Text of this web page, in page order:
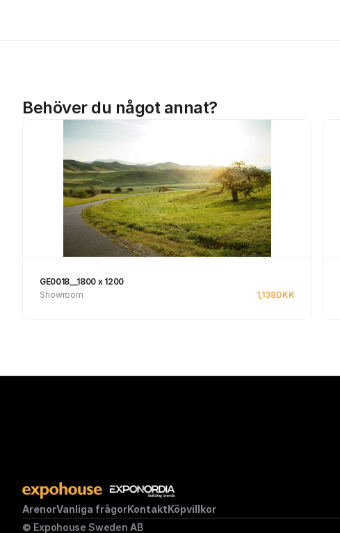
Behöver du något annat?
GE0018__1800 x 1200
Showroom
1,138DKK
ArenorVanliga frågorKontaktKöpvillkor
© Expohouse Sweden AB